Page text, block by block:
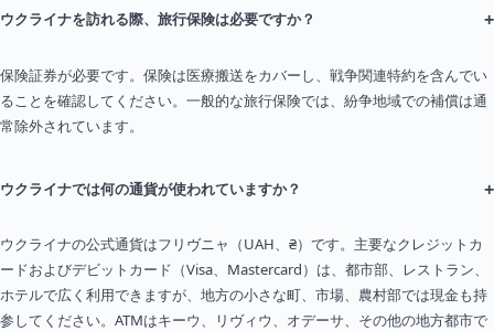
ウクライナを訪れる際、旅行保険は必要ですか？ +
保険証券が必要です。保険は医療搬送をカバーし、戦争関連特約を含んでい
ることを確認してください。一般的な旅行保険では、紛争地域での補償は通
常除外されています。
ウクライナでは何の通貨が使われていますか？ +
ウクライナの公式通貨はフリヴニャ（UAH、₴）です。主要なクレジットカ
ードおよびデビットカード（Visa、Mastercard）は、都市部、レストラン、
ホテルで広く利用できますが、地方の小さな町、市場、農村部では現金も持
参してください。ATMはキーウ、リヴィウ、オデーサ、その他の地方都市で